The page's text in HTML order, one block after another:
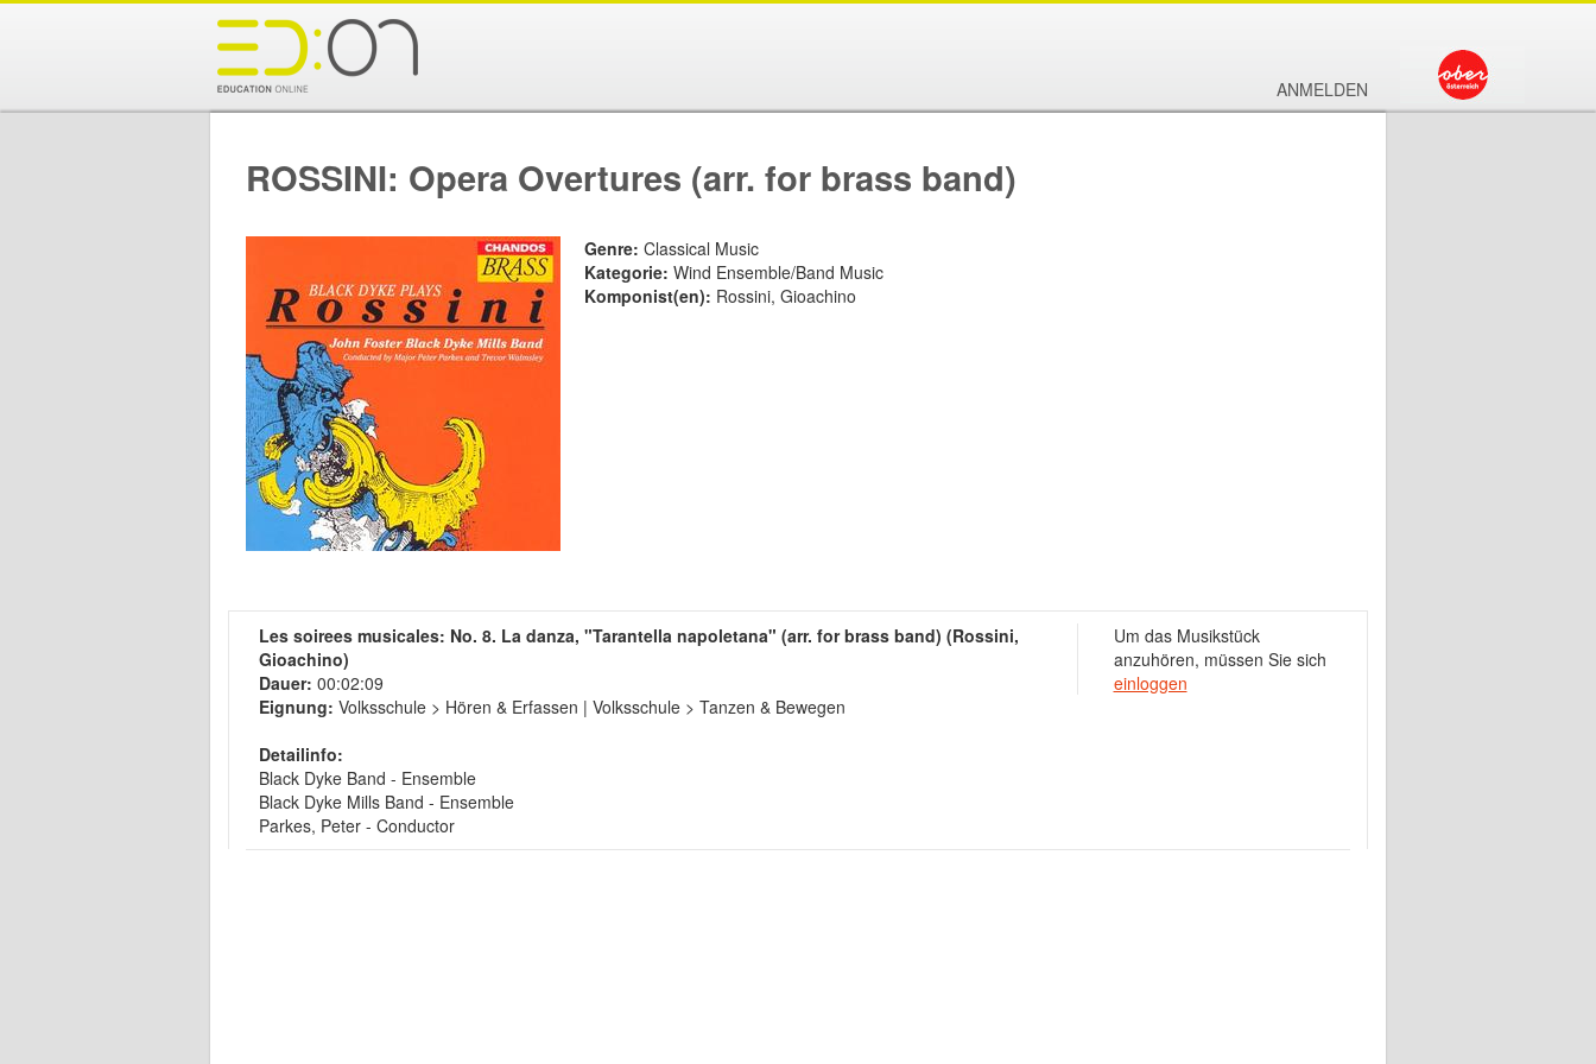
ANMELDEN
ROSSINI: Opera Overtures (arr. for brass band)
Genre: Classical Music
Kategorie: Wind Ensemble/Band Music
Komponist(en): Rossini, Gioachino
Les soirees musicales: No. 8. La danza, "Tarantella napoletana" (arr. for brass band) (Rossini,
Gioachino)
Dauer: 00:02:09
Eignung: Volksschule > Hören & Erfassen | Volksschule > Tanzen & Bewegen
Detailinfo:
Black Dyke Band - Ensemble
Black Dyke Mills Band - Ensemble
Parkes, Peter - Conductor
Um das Musikstück
anzuhören, müssen Sie sich
einloggen